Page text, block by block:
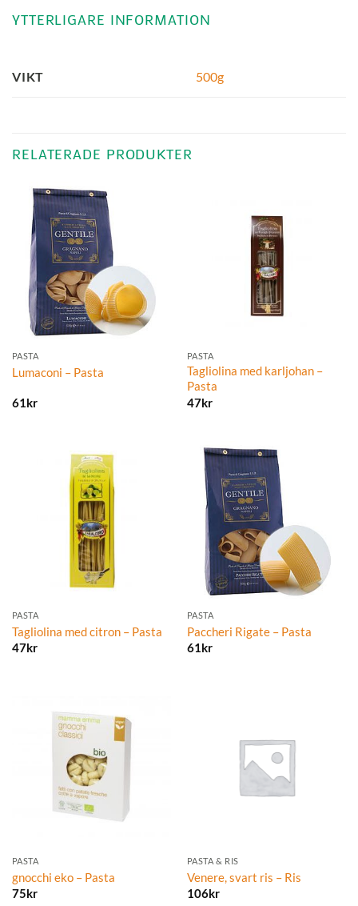
YTTERLIGARE INFORMATION
VIKT 500g
RELATERADE PRODUKTER
PASTA
Lumaconi – Pasta
61 kr
PASTA
Tagliolina med karljohan –
Pasta
47kr
PASTA
Tagliolina med citron – Pasta
47kr
PASTA
Paccheri Rigate – Pasta
61kr
PASTA
gnocchi eko – Pasta
75kr
PASTA & RIS
Venere, svart ris – Ris
106kr